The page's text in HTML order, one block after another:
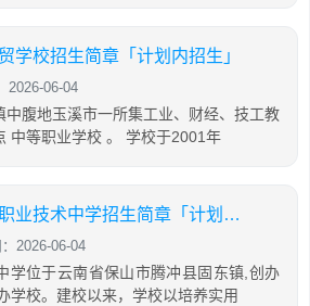
学校招生简章「计划内招生」
2026-06-04
中腹地玉溪市一所集工业、财经、技工教
中等职业学校 。 学校于2001年
2026年腾冲县第二职业技术中学招生简章「计划内招生」
2026-06-04
学位于云南省保山市腾冲县固东镇,创办
学校。建校以来，学校以培养实用